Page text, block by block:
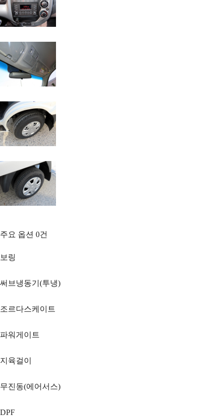
주요 옵션 0건
보링
써브냉동기(투냉)
조르다스케이트
파워게이트
지육걸이
무진동(에어서스)
DPF